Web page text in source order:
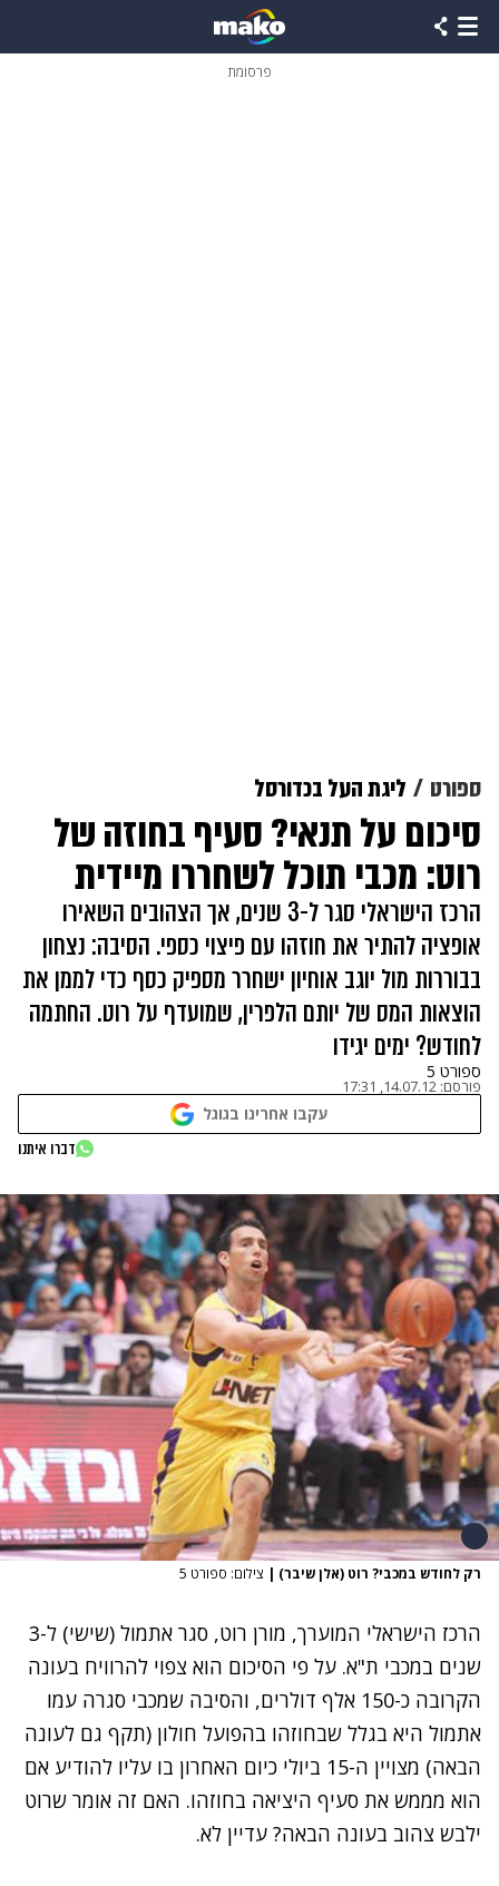
פרסומת
ספורט ליגת העל בכדורסל
סיכום על תנאי? סעיף בחוזה של
רוט: מכבי תוכל לשחררו מיידית
הרכז הישראלי סגר ל-3 שנים, אך הצהובים השאירו
אופציה להתיר את חוזהו עם פיצוי כספי. הסיבה: נצחון
בבוררות מול יוגב אוחיון ישחרר מספיק כסף כדי לממן את
הוצאות המס של יותם הלפרין, שמועדף על רוט. החתמה
לחודש? ימים יגידו
ספורט 5
פורסם: 14.07.12, 17:31
עקבו אחרינו בגוגל
דברו איתנו
רק לחודש במכבי? רוט (אלן שיבר) | צילום: ספורט 5
הרכז הישראלי המוערך, מורן רוט, סגר אתמול (שישי) ל-3
שנים במכבי ת"א. על פי הסיכום הוא צפוי להרוויח בעונה
הקרובה כ-150 אלף דולרים, והסיבה שמכבי סגרה עמו
אתמול היא בגלל שבחוזהו בהפועל חולון (תקף גם לעונה
הבאה) מצויין ה-15 ביולי כיום האחרון בו עליו להודיע אם
הוא מממש את סעיף היציאה בחוזהו. האם זה אומר שרוט
ילבש צהוב בעונה הבאה? עדיין לא.